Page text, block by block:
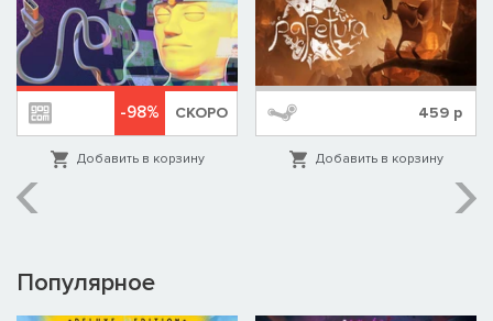
-98% СКОРО
Добавить в корзину
459р
Добавить в корзину
Популярное